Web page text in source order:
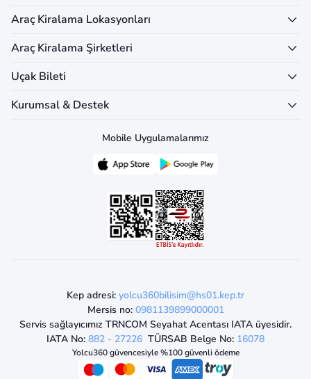
Araç Kiralama Lokasyonları
Araç Kiralama Şirketleri
Uçak Bileti
Kurumsal & Destek
Mobile Uygulamalarımız
Kep adresi: yolcu360bilisim@hs01.kep.tr
Mersis no: 0981139899000001
Servis sağlayıcımız TRNCOM Seyahat Acentası IATA üyesidir.
IATA No: 882 - 27226 TÜRSAB Belge No: 16078
Yolcu360 güvencesiyle %100 güvenli ödeme